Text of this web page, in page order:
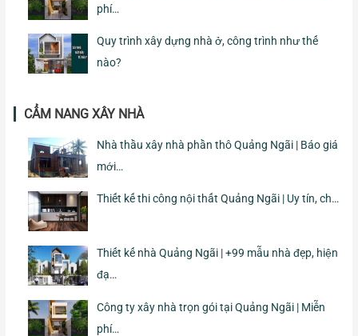
phí…
Quy trình xây dựng nhà ở, công trình như thế
nào?
CẨM NANG XÂY NHÀ
Nhà thầu xây nhà phần thô Quảng Ngãi | Báo giá
mới…
Thiết kế thi công nội thất Quảng Ngãi | Uy tín, ch…
Thiết kế nhà Quảng Ngãi | +99 mẫu nhà đẹp, hiện
đạ…
Công ty xây nhà trọn gói tại Quảng Ngãi | Miễn
phí…